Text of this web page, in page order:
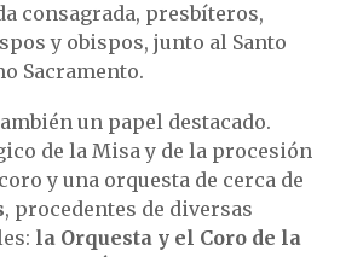
consagrada, presbíteros,
y obispos, junto al Santo
Sacramento.
un papel destacado.
de la Misa y de la procesión
y una orquesta de cerca de
, procedentes de diversas
la Orquesta y el Coro de la